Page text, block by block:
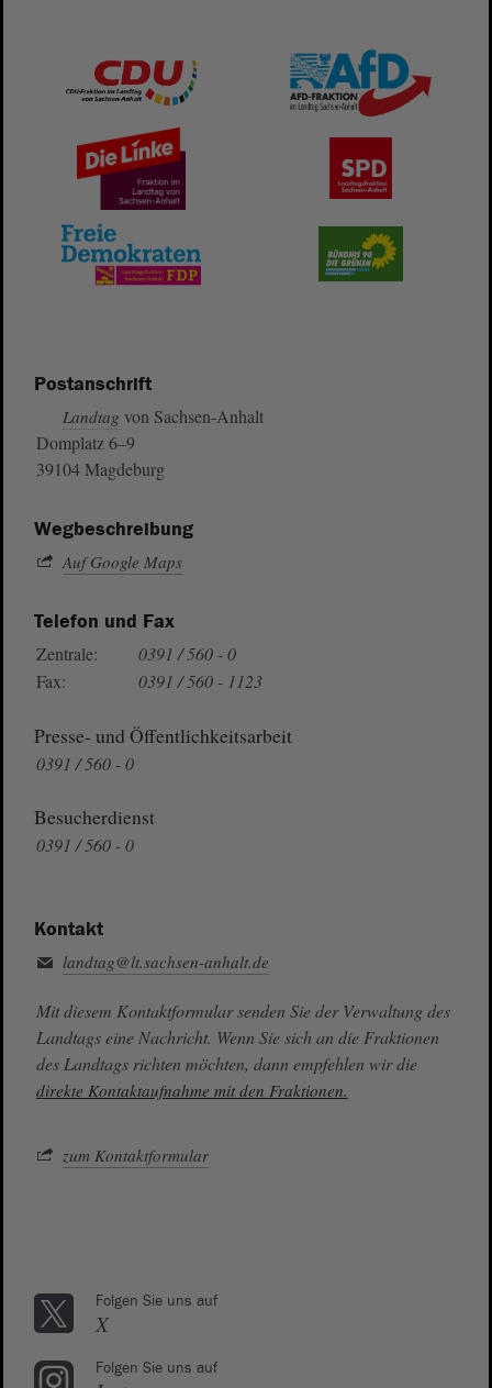
Postanschrift
Landtag von Sachsen-Anhalt
Domplatz 6–9
39104 Magdeburg
Wegbeschreibung
Auf Google Maps
Telefon und Fax
Zentrale:
0391 / 560 - 0
Fax:
0391 / 560 - 1123
Presse- und Öffentlichkeitsarbeit
0391 / 560 - 0
Besucherdienst
0391 / 560 - 0
Kontakt
landtag@lt.sachsen-anhalt.de
Mit diesem Kontaktformular senden Sie der Verwaltung des
Landtags eine Nachricht. Wenn Sie sich an die Fraktionen
des Landtags richten möchten, dann empfehlen wir die
direkte Kontaktaufnahme mit den Fraktionen.
zum Kontaktformular
Folgen Sie uns auf
X
Folgen Sie uns auf